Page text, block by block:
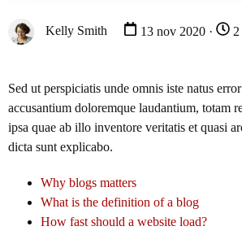
Kelly Smith 13 nov 2020 ·
Sed ut perspiciatis unde omnis iste natus
accusantium doloremque laudantium, totam
ipsa quae ab illo inventore veritatis et quasi
dicta sunt explicabo.
Why blogs matters
What is the definition of a blog
How fast should a website load?